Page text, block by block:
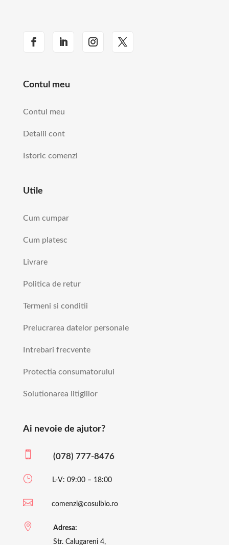
Contul meu
Contul meu
Detalii cont
Istoric comenzi
Utile
Cum cumpar
Cum platesc
Livrare
Politica de retur
Termeni si conditii
Prelucrarea datelor personale
Intrebari frecvente
Protectia consumatorului
Solutionarea litigiilor
Ai nevoie de ajutor?
 (078) 777-8476
} L-V: 09:00 – 18:00
 comenzi@cosulbio.ro

Adresa:
Str. Calugareni 4,